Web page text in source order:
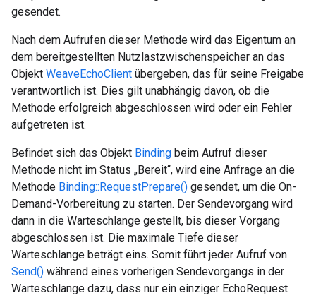
gesendet.
Nach dem Aufrufen dieser Methode wird das Eigentum an
dem bereitgestellten Nutzlastzwischenspeicher an das
Objekt WeaveEchoClient übergeben, das für seine Freigabe
verantwortlich ist. Dies gilt unabhängig davon, ob die
Methode erfolgreich abgeschlossen wird oder ein Fehler
aufgetreten ist.
Befindet sich das Objekt Binding beim Aufruf dieser
Methode nicht im Status „Bereit“, wird eine Anfrage an die
Methode Binding::RequestPrepare() gesendet, um die On-
Demand-Vorbereitung zu starten. Der Sendevorgang wird
dann in die Warteschlange gestellt, bis dieser Vorgang
abgeschlossen ist. Die maximale Tiefe dieser
Warteschlange beträgt eins. Somit führt jeder Aufruf von
Send() während eines vorherigen Sendevorgangs in der
Warteschlange dazu, dass nur ein einziger EchoRequest